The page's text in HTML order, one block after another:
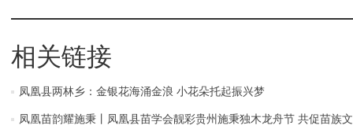
相关链接
凤凰县两林乡：金银花海涌金浪 小花朵托起振兴梦
凤凰苗韵耀施秉丨凤凰县苗学会靓彩贵州施秉独木龙舟节 共促苗族